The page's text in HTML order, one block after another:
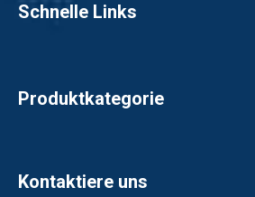
Schnelle Links
Produktkategorie
Kontaktiere uns